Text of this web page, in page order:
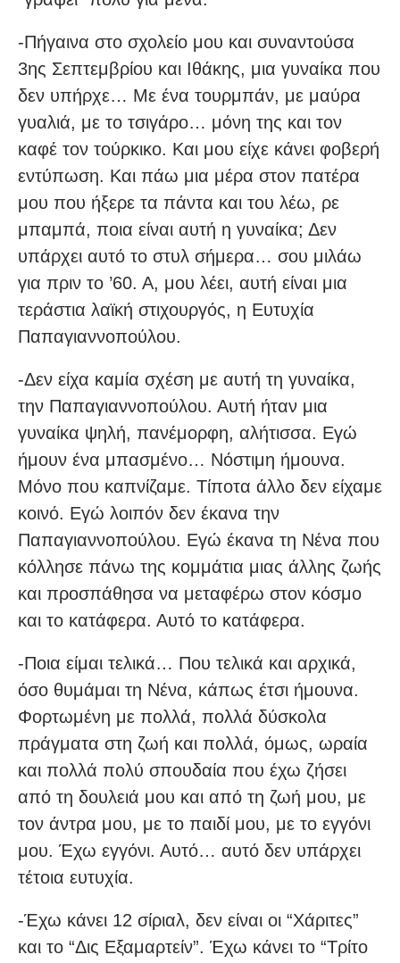
-Πήγαινα στο σχολείο μου και συναντούσα
3ης Σεπτεμβρίου και Ιθάκης, μια γυναίκα που
δεν υπήρχε… Με ένα τουρμπάν, με μαύρα
γυαλιά, με το τσιγάρο… μόνη της και τον
καφέ τον τούρκικο. Και μου είχε κάνει φοβερή
εντύπωση. Και πάω μια μέρα στον πατέρα
μου που ήξερε τα πάντα και του λέω, ρε
μπαμπά, ποια είναι αυτή η γυναίκα; Δεν
υπάρχει αυτό το στυλ σήμερα… σου μιλάω
για πριν το ’60. Α, μου λέει, αυτή είναι μια
τεράστια λαϊκή στιχουργός, η Ευτυχία
Παπαγιαννοπούλου.
-Δεν είχα καμία σχέση με αυτή τη γυναίκα,
την Παπαγιαννοπούλου. Αυτή ήταν μια
γυναίκα ψηλή, πανέμορφη, αλήτισσα. Εγώ
ήμουν ένα μπασμένο… Νόστιμη ήμουνα.
Μόνο που καπνίζαμε. Τίποτα άλλο δεν είχαμε
κοινό. Εγώ λοιπόν δεν έκανα την
Παπαγιαννοπούλου. Εγώ έκανα τη Νένα που
κόλλησε πάνω της κομμάτια μιας άλλης ζωής
και προσπάθησα να μεταφέρω στον κόσμο
και το κατάφερα. Αυτό το κατάφερα.
-Ποια είμαι τελικά… Που τελικά και αρχικά,
όσο θυμάμαι τη Νένα, κάπως έτσι ήμουνα.
Φορτωμένη με πολλά, πολλά δύσκολα
πράγματα στη ζωή και πολλά, όμως, ωραία
και πολλά πολύ σπουδαία που έχω ζήσει
από τη δουλειά μου και από τη ζωή μου, με
τον άντρα μου, με το παιδί μου, με το εγγόνι
μου. Έχω εγγόνι. Αυτό… αυτό δεν υπάρχει
τέτοια ευτυχία.
-Έχω κάνει 12 σίριαλ, δεν είναι οι “Χάριτες”
και το “Δις Εξαμαρτείν”. Έχω κάνει το “Τρίτο